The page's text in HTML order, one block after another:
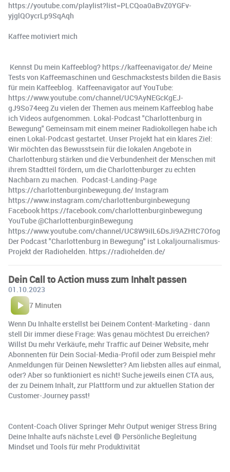
https://youtube.com/playlist?list=PLCQoa0aBvZ0YGFv-
yjglQOycrLp9SqAqh
Kaffee motiviert mich
️ Kennst Du mein Kaffeeblog? https://kaffeenavigator.de/ Meine
Tests von Kaffeemaschinen und Geschmackstests bilden die Basis
für mein Kaffeeblog. ️ Kaffeenavigator auf YouTube:
https://www.youtube.com/channel/UC9AyNEGcKgEJ-
gJ9So74eeg Zu vielen der Themen aus meinem Kaffeeblog habe
ich Videos aufgenommen. Lokal-Podcast "Charlottenburg in
Bewegung" Gemeinsam mit einem meiner Radiokollegen habe ich
einen Lokal-Podcast gestartet. Unser Projekt hat ein klares Ziel:
Wir möchten das Bewusstsein für die lokalen Angebote in
Charlottenburg stärken und die Verbundenheit der Menschen mit
ihrem Stadtteil fördern, um die Charlottenburger zu echten
Nachbarn zu machen. ️ Podcast-Landing-Page
https://charlottenburginbewegung.de/ Instagram
https://www.instagram.com/charlottenburginbewegung
Facebook https://facebook.com/charlottenburginbewegung ️
YouTube @CharlottenburginBewegung
https://www.youtube.com/channel/UC8W9iIL6DsJi9AZHtC7Ofog
Der Podcast "Charlottenburg in Bewegung" ist Lokaljournalismus-
Projekt der Radiohelden. https://radiohelden.de/
Dein Call to Action muss zum Inhalt passen
01.10.2023
7 Minuten
Wenn Du Inhalte erstellst bei Deinem Content-Marketing - dann
stell Dir immer diese Frage: Was genau möchtest Du erreichen?
Willst Du mehr Verkäufe, mehr Traffic auf Deiner Website, mehr
Abonnenten für Dein Social-Media-Profil oder zum Beispiel mehr
Anmeldungen für Deinen Newsletter? Am liebsten alles auf einmal,
oder? Aber so funktioniert es nicht! Suche jeweils einen CTA aus,
der zu Deinem Inhalt, zur Plattform und zur aktuellen Station der
Customer-Journey passt!
Content-Coach Oliver Springer Mehr Output weniger Stress Bring
Deine Inhalte aufs nächste Level 🟢 Persönliche Begleitung
Mindset und Tools für mehr Produktivität